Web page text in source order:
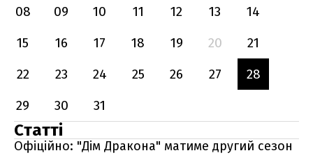
08
09 10 11 12 13
14
15
16 17 18 19 20
21
22
23 24 25 26 27
28
29
30 31
Статті
Офіційно: "Дім Дракона" матиме другий сезон